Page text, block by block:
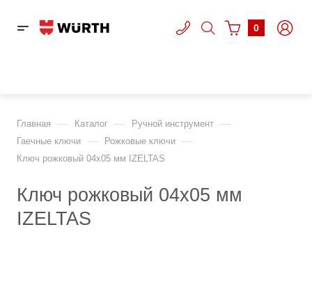
0
Главная — Каталог — Ручной инструмент —
Гаечные ключи — Рожковые ключи —
Ключ рожковый 04х05 мм IZELTAS
Ключ рожковый 04х05 мм
IZELTAS